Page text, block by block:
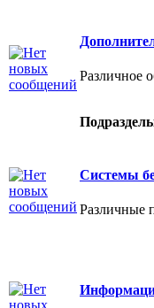
Различное
Системы
Различные